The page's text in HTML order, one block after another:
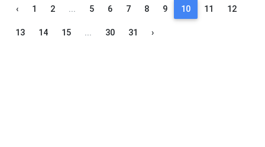
‹ 1 2 ... 5 6 7 8 9 10 11 12
13 14 15 ... 30 31 ›